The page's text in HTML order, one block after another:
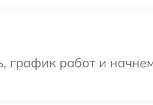
график работ и